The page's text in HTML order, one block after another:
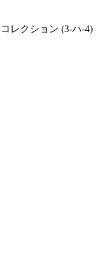
レクション (3-ハ-4)